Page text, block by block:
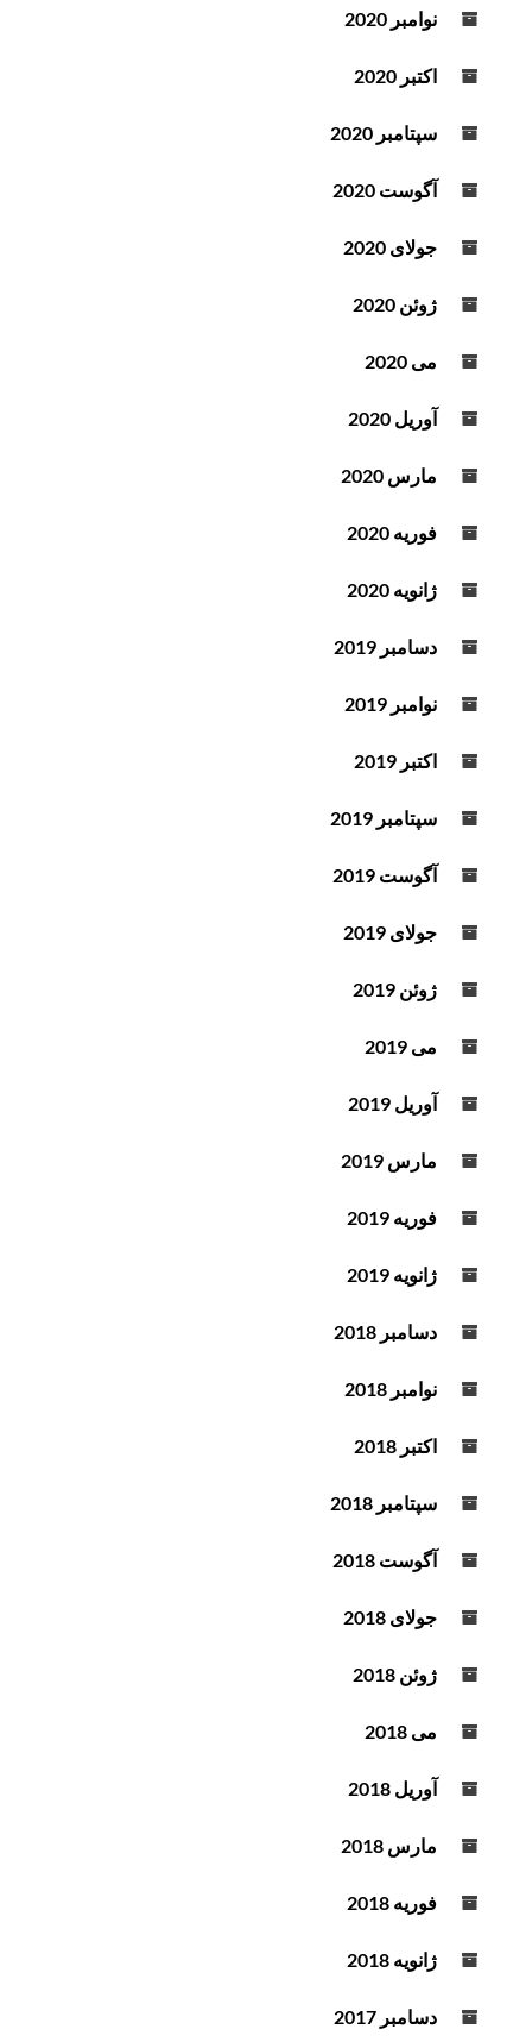
نوامبر 2020
اکتبر 2020
سپتامبر 2020
آگوست 2020
جولای 2020
ژوئن 2020
می 2020
آوریل 2020
مارس 2020
فوریه 2020
ژانویه 2020
دسامبر 2019
نوامبر 2019
اکتبر 2019
سپتامبر 2019
آگوست 2019
جولای 2019
ژوئن 2019
می 2019
آوریل 2019
مارس 2019
فوریه 2019
ژانویه 2019
دسامبر 2018
نوامبر 2018
اکتبر 2018
سپتامبر 2018
آگوست 2018
جولای 2018
ژوئن 2018
می 2018
آوریل 2018
مارس 2018
فوریه 2018
ژانویه 2018
دسامبر 2017